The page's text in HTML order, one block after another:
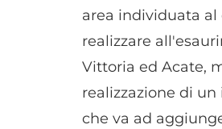
area individuata al
realizzare
Vittoria ed Acate,
realizzazione di
che va ad